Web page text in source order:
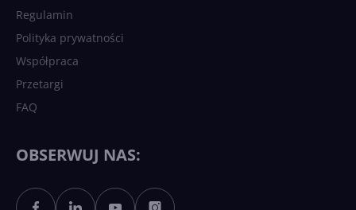
Regulamin
Polityka prywatności
Współpraca
Przetargi
FAQ
OBSERWUJ NAS: